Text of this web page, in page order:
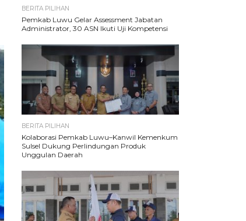
BERITA PILIHAN
Pemkab Luwu Gelar Assessment Jabatan
Administrator, 30 ASN Ikuti Uji Kompetensi
BERITA PILIHAN
Kolaborasi Pemkab Luwu–Kanwil Kemenkum
Sulsel Dukung Perlindungan Produk
Unggulan Daerah